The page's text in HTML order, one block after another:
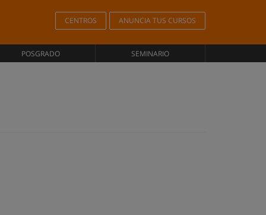
CENTROS ANUNCIA TUS CURSOS
POSGRADO SEMINARIO